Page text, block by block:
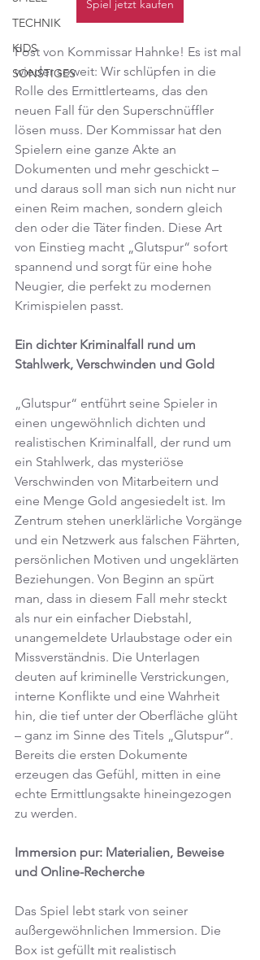
TECHNIK
KIDS
SONSTIGES
Spiel jetzt kaufen
Post von Kommissar Hahnke! Es ist mal
wieder soweit: Wir schlüpfen in die
Rolle des Ermittlerteams, das den
neuen Fall für den Superschnüffler
lösen muss. Der Kommissar hat den
Spielern eine ganze Akte an
Dokumenten und mehr geschickt –
und daraus soll man sich nun nicht nur
einen Reim machen, sondern gleich
den oder die Täter finden. Diese Art
von Einstieg macht „Glutspur“ sofort
spannend und sorgt für eine hohe
Neugier, die perfekt zu modernen
Krimispielen passt.
Ein dichter Kriminalfall rund um
Stahlwerk, Verschwinden und Gold
„Glutspur“ entführt seine Spieler in
einen ungewöhnlich dichten und
realistischen Kriminalfall, der rund um
ein Stahlwerk, das mysteriöse
Verschwinden von Mitarbeitern und
eine Menge Gold angesiedelt ist. Im
Zentrum stehen unerklärliche Vorgänge
und ein Netzwerk aus falschen Fährten,
persönlichen Motiven und ungeklärten
Beziehungen. Von Beginn an spürt
man, dass in diesem Fall mehr steckt
als nur ein einfacher Diebstahl,
unangemeldete Urlaubstage oder ein
Missverständnis. Die Unterlagen
deuten auf kriminelle Verstrickungen,
interne Konflikte und eine Wahrheit
hin, die tief unter der Oberfläche glüht
– ganz im Sinne des Titels „Glutspur“.
Bereits die ersten Dokumente
erzeugen das Gefühl, mitten in eine
echte Ermittlungsakte hineingezogen
zu werden.
Immersion pur: Materialien, Beweise
und Online-Recherche
Das Spiel lebt stark von seiner
außergewöhnlichen Immersion. Die
Box ist gefüllt mit realistisch